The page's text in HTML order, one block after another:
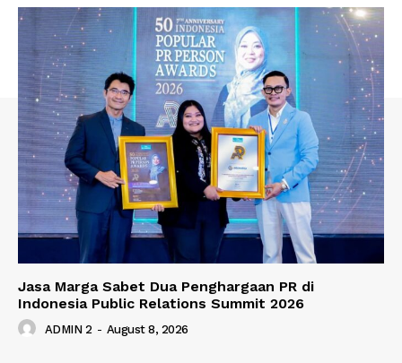
Jasa Marga Sabet Dua Penghargaan PR di
Indonesia Public Relations Summit 2026
ADMIN 2 - August 8, 2026